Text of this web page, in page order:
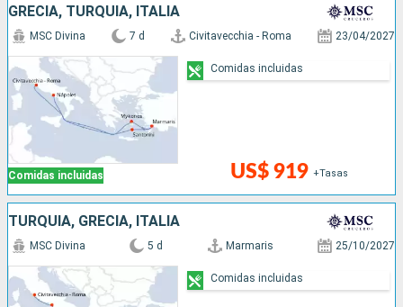
GRECIA, TURQUÍA, ITALIA
Comidas incluidas
MSC Divina 7 d Civitavecchia - Roma 23/04/2027
US$ 919 +Tasas
Comidas incluidas
TURQUÍA, GRECIA, ITALIA
MSC Divina 5 d Marmaris 25/10/2027
Comidas incluidas